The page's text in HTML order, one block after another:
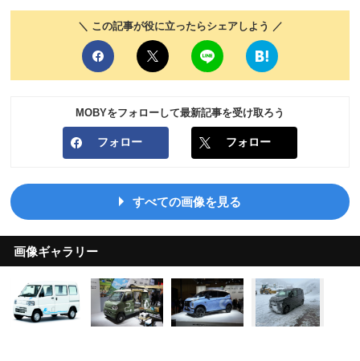
＼ この記事が役に立ったらシェアしよう ／
MOBYをフォローして最新記事を受け取ろう
フォロー フォロー
すべての画像を見る
画像ギャラリー